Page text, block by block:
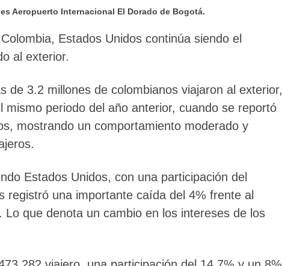
Aeropuerto Internacional El Dorado de Bogotá.
Estados Unidos continúa siendo el
al exterior.
de 3.2 millones de colombianos viajaron al exterior,
periodo del año anterior, cuando se reportó
mostrando un comportamiento moderado y
Estados Unidos, con una participación del
registró una importante caída del 4% frente al
que denota un cambio en los intereses de los